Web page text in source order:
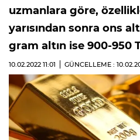
uzmanlara göre,
yarısından sonra ons
gram altın ise 900-950
10.02.2022 11:01 GÜNCELLEME :